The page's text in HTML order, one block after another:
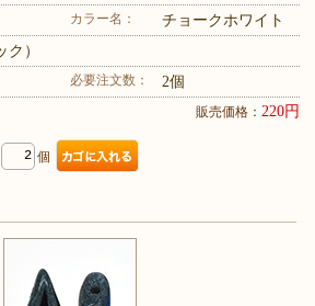
カラー名： チョークホワイト
ク）
必要注文数： 2個
販売価格： 220円
個